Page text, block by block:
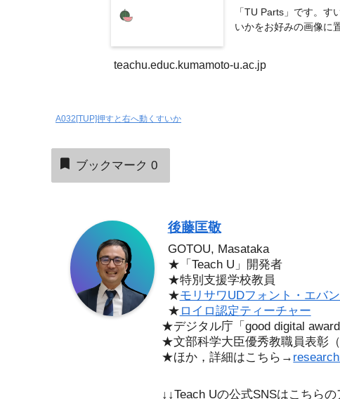
「TU Parts」です。
いかをお好みの画像に
teachu.educ.kumamoto-u.ac.jp
A032[TUP]押すと右へ動くすいか
ブックマーク 0
後藤匡敬
GOTOU, Masataka
★「Teach U」開発者
★特別支援学校教員
★モリサワUDフォント・エバ
★ ロイロ認定ティーチャー
★デジタル庁「good digital
★文部科学大臣優秀教職員表彰（
★ほか，詳細はこちら→
↓↓Teach Uの公式SNSはこちらの